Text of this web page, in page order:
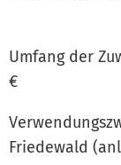
Umfang der
Friedewald